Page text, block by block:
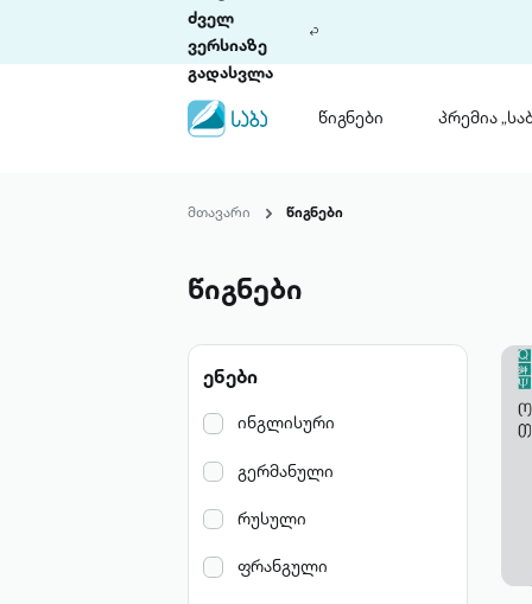
ძველ
ვერსიაზე
გადასვლა
წიგნები
პრემია
პაკეტები
მთავარი წიგნები
წიგნები
ენები
ინგლისური
გერმანული
რუსული
ფრანგული